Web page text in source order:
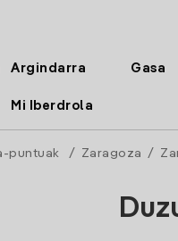
Argindarra Gasa
Mi Iberdrola
puntuak / Zaragoza /